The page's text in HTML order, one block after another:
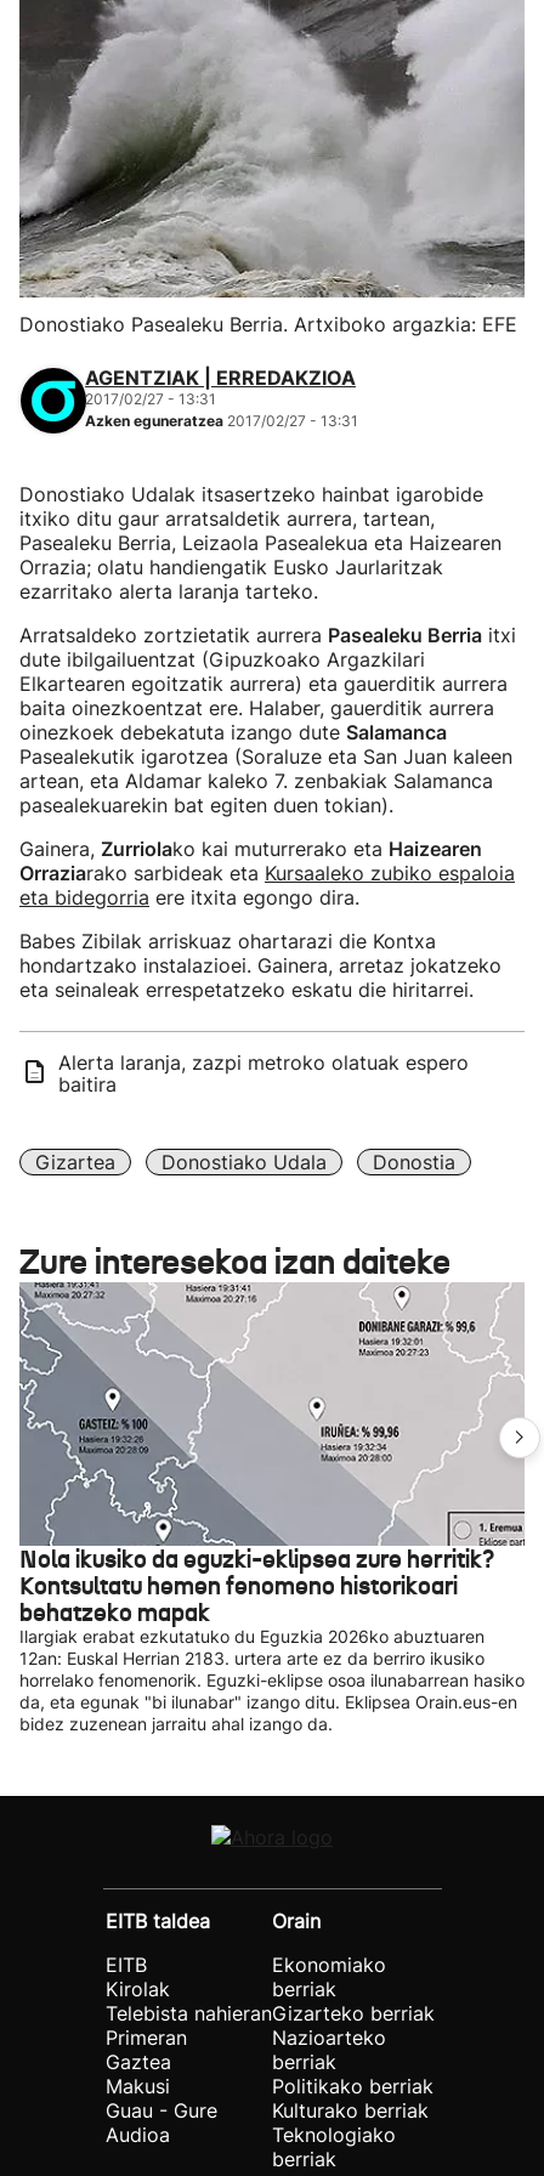
Donostiako Pasealeku Berria. Artxiboko argazkia: EFE
AGENTZIAK | ERREDAKZIOA
2017/02/27 - 13:31
Azken eguneratzea 2017/02/27 - 13:31
Donostiako Udalak itsasertzeko hainbat igarobide
itxiko ditu gaur arratsaldetik aurrera, tartean,
Pasealeku Berria, Leizaola Pasealekua eta Haizearen
Orrazia; olatu handiengatik Eusko Jaurlaritzak
ezarritako alerta laranja tarteko.
Arratsaldeko zortzietatik aurrera Pasealeku Berria itxi
dute ibilgailuentzat (Gipuzkoako Argazkilari
Elkartearen egoitzatik aurrera) eta gauerditik aurrera
baita oinezkoentzat ere. Halaber, gauerditik aurrera
oinezkoek debekatuta izango dute Salamanca
Pasealekutik igarotzea (Soraluze eta San Juan kaleen
artean, eta Aldamar kaleko 7. zenbakiak Salamanca
pasealekuarekin bat egiten duen tokian).
Gainera, Zurriolako kai muturrerako eta Haizearen
Orraziarako sarbideak eta Kursaaleko zubiko espaloia
eta bidegorria ere itxita egongo dira.
Babes Zibilak arriskuaz ohartarazi die Kontxa
hondartzako instalazioei. Gainera, arretaz jokatzeko
eta seinaleak errespetatzeko eskatu die hiritarrei.
Alerta laranja, zazpi metroko olatuak espero
baitira
Gizartea Donostiako Udala Donostia
Zure interesekoa izan daiteke
Nola ikusiko da eguzki-eklipsea zure herritik?
Kontsultatu hemen fenomeno historikoari
behatzeko mapak
Ilargiak erabat ezkutatuko du Eguzkia 2026ko abuztuaren
12an: Euskal Herrian 2183. urtera arte ez da berriro ikusiko
horrelako fenomenorik. Eguzki-eklipse osoa ilunabarrean hasiko
da, eta egunak "bi ilunabar" izango ditu. Eklipsea Orain.eus-en
bidez zuzenean jarraitu ahal izango da.
EITB taldea
EITB
Kirolak
Telebista nahieran
Primeran
Gaztea
Makusi
Guau - Gure
Audioa
Orain
Ekonomiako
berriak
Gizarteko berriak
Nazioarteko
berriak
Politikako berriak
Kulturako berriak
Teknologiako
berriak